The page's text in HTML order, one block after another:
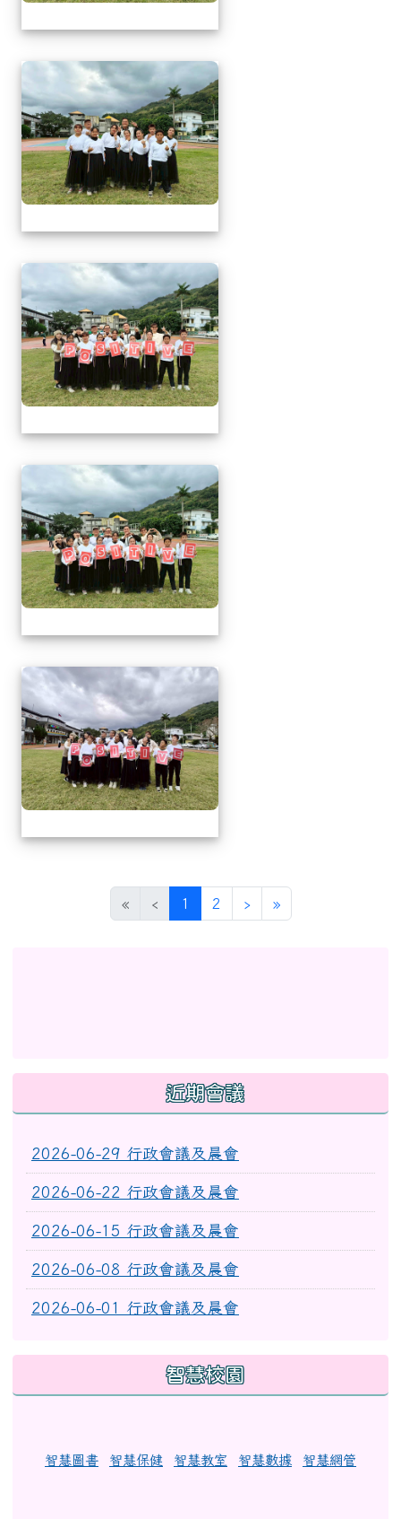
1141217萬榮鄉英語文
1141217萬榮鄉英語文
1141217萬榮鄉英語文
« ‹ 1 (目前頁次)
2 ›下一頁
»最後頁
近期會議
2026-06-29 行政會議及晨會
2026-06-22 行政會議及晨會
2026-06-15 行政會議及晨會
2026-06-08 行政會議及晨會
2026-06-01 行政會議及晨會
智慧校園
智慧圖書 智慧保健 智慧教室 智慧數據 智慧網管